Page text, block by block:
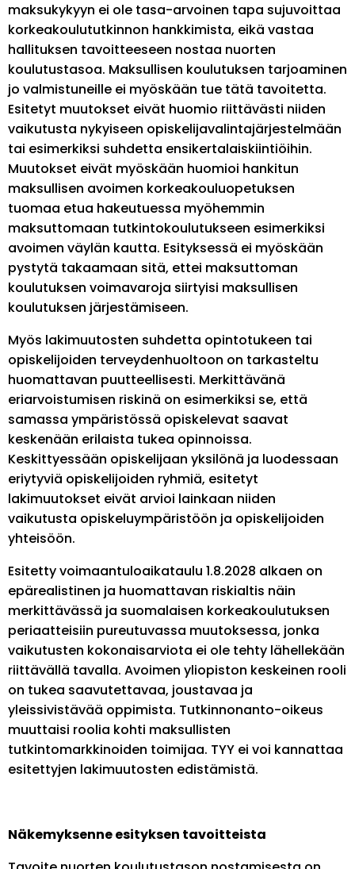
maksukykyyn ei ole tasa-arvoinen tapa sujuvoittaa
korkeakoulututkinnon hankkimista, eikä vastaa
hallituksen tavoitteeseen nostaa nuorten
koulutustasoa. Maksullisen koulutuksen tarjoaminen
jo valmistuneille ei myöskään tue tätä tavoitetta.
Esitetyt muutokset eivät huomio riittävästi niiden
vaikutusta nykyiseen opiskelijavalintajärjestelmään
tai esimerkiksi suhdetta ensikertalaiskiintiöihin.
Muutokset eivät myöskään huomioi hankitun
maksullisen avoimen korkeakouluopetuksen
tuomaa etua hakeutuessa myöhemmin
maksuttomaan tutkintokoulutukseen esimerkiksi
avoimen väylän kautta. Esityksessä ei myöskään
pystytä takaamaan sitä, ettei maksuttoman
koulutuksen voimavaroja siirtyisi maksullisen
koulutuksen järjestämiseen.
Myös lakimuutosten suhdetta opintotukeen tai
opiskelijoiden terveydenhuoltoon on tarkasteltu
huomattavan puutteellisesti. Merkittävänä
eriarvoistumisen riskinä on esimerkiksi se, että
samassa ympäristössä opiskelevat saavat
keskenään erilaista tukea opinnoissa.
Keskittyessään opiskelijaan yksilönä ja luodessaan
eriytyviä opiskelijoiden ryhmiä, esitetyt
lakimuutokset eivät arvioi lainkaan niiden
vaikutusta opiskeluympäristöön ja opiskelijoiden
yhteisöön.
Esitetty voimaantuloaikataulu 1.8.2028 alkaen on
epärealistinen ja huomattavan riskialtis näin
merkittävässä ja suomalaisen korkeakoulutuksen
periaatteisiin pureutuvassa muutoksessa, jonka
vaikutusten kokonaisarviota ei ole tehty lähellekään
riittävällä tavalla. Avoimen yliopiston keskeinen rooli
on tukea saavutettavaa, joustavaa ja
yleissivistävää oppimista. Tutkinnonanto-oikeus
muuttaisi roolia kohti maksullisten
tutkintomarkkinoiden toimijaa. TYY ei voi kannattaa
esitettyjen lakimuutosten edistämistä.
Näkemyksenne esityksen tavoitteista